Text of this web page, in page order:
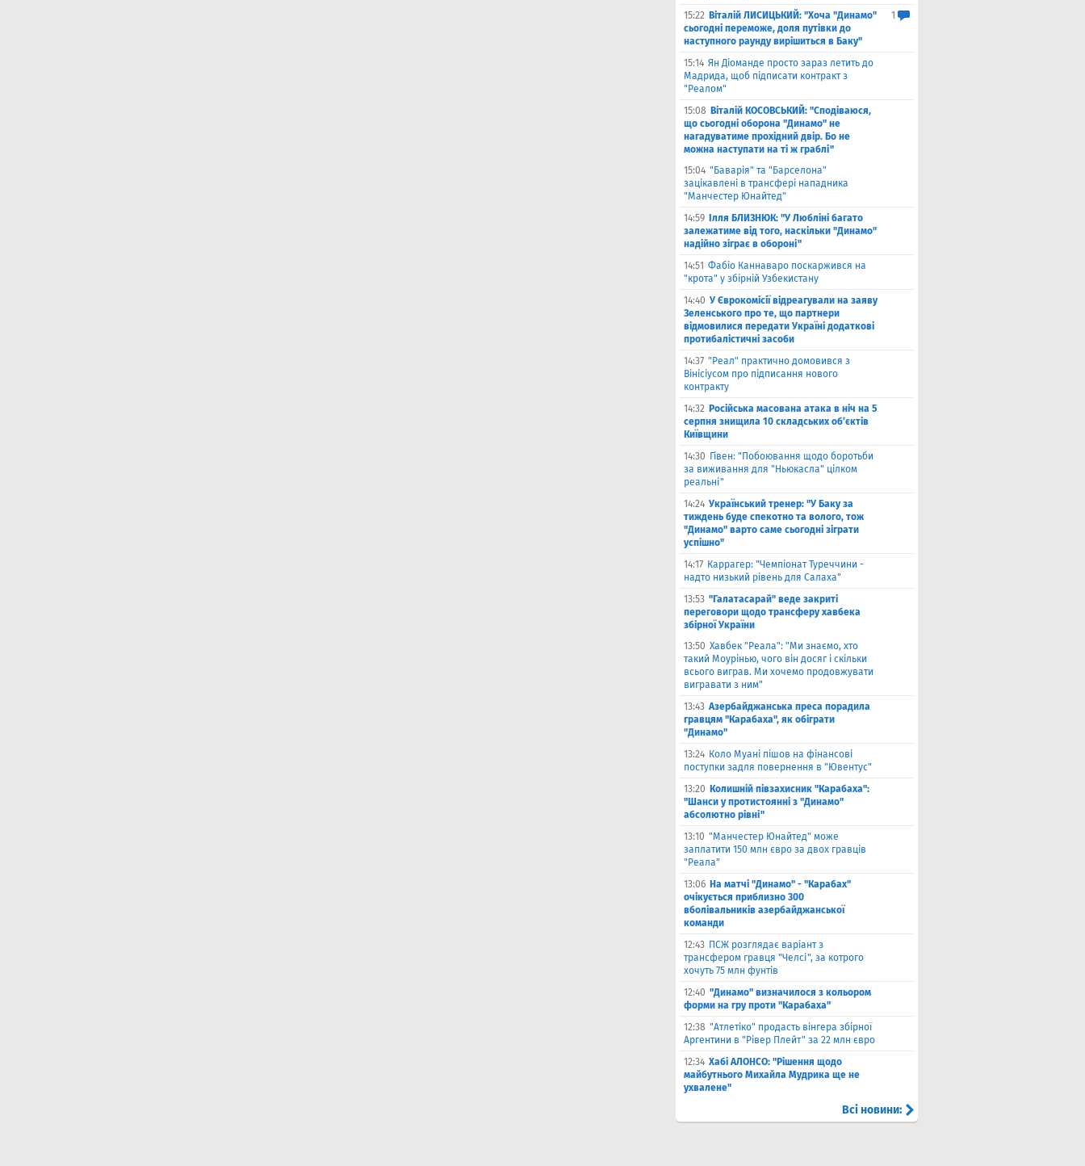
15:22 Віталій ЛИСИЦЬКИЙ: "Хоча "Динамо"
сьогодні переможе, доля путівки до
наступного раунду вирішиться в Баку"
1
15:14 Ян Діоманде просто зараз летить до
Мадрида, щоб підписати контракт з
"Реалом"
15:08 Віталій КОСОВСЬКИЙ: "Сподіваюся,
що сьогодні оборона "Динамо" не
нагадуватиме прохідний двір. Бо не
можна наступати на ті ж граблі"
15:04 "Баварія" та "Барселона"
зацікавлені в трансфері нападника
"Манчестер Юнайтед"
14:59
Ілля БЛИЗНЮК: "У Любліні багато
залежатиме від того, наскільки "Динамо"
надійно зіграє в обороні"
14:51 Фабіо Каннаваро поскаржився на
"крота" у збірній Узбекистану
14:40 У Єврокомісії відреагували на заяву
Зеленського про те, що партнери
відмовилися передати Україні додаткові
протибалістичні засоби
14:37 "Реал" практично домовився з
Вінісіусом про підписання нового
контракту
14:32 Російська масована атака в ніч на 5
серпня знищила 10 складських об’єктів
Київщини
14:30 Гівен: "Побоювання щодо боротьби
за виживання для "Ньюкасла" цілком
реальні"
14:24 Український тренер: "У Баку за
тиждень буде спекотно та волого, тож
"Динамо" варто саме сьогодні зіграти
успішно"
14:17 Каррагер: "Чемпіонат Туреччини -
надто низький рівень для Салаха"
13:53 "Галатасарай" веде закриті
переговори щодо трансферу хавбека
збірної України
13:50 Хавбек "Реала": "Ми знаємо, хто
такий Моурінью, чого він досяг і скільки
всього виграв. Ми хочемо продовжувати
вигравати з ним"
13:43 Азербайджанська преса порадила
гравцям "Карабаха", як обіграти
"Динамо"
13:24 Коло Муані пішов на фінансові
поступки задля повернення в "Ювентус"
13:20 Колишній півзахисник "Карабаха":
"Шанси у протистоянні з "Динамо"
абсолютно рівні"
13:10 "Манчестер Юнайтед" може
заплатити 150 млн євро за двох гравців
"Реала"
13:06 На матчі "Динамо" - "Карабах"
очікується приблизно 300
вболівальників азербайджанської
команди
12:43 ПСЖ розглядає варіант з
трансфером гравця "Челсі", за котрого
хочуть 75 млн фунтів
12:40 "Динамо" визначилося з кольором
форми на гру проти "Карабаха"
12:38 "Атлетіко" продасть вінгера збірної
Аргентини в "Рівер Плейт" за 22 млн євро
12:34 Хабі АЛОНСО: "Рішення щодо
майбутнього Михайла Мудрика ще не
ухвалене"
Всі новини: